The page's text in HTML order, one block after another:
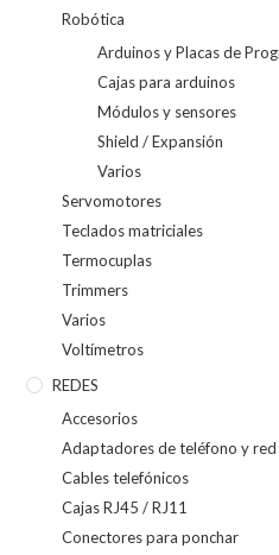
Robótica
Arduinos y Placas de
Cajas para arduinos
Módulos y sensores
Shield / Expansión
Varios
Servomotores
Teclados matriciales
Termocuplas
Trimmers
Varios
Voltímetros
REDES
Accesorios
Adaptadores de teléfono y red
Cables telefónicos
Cajas RJ45 / RJ11
Conectores para ponchar